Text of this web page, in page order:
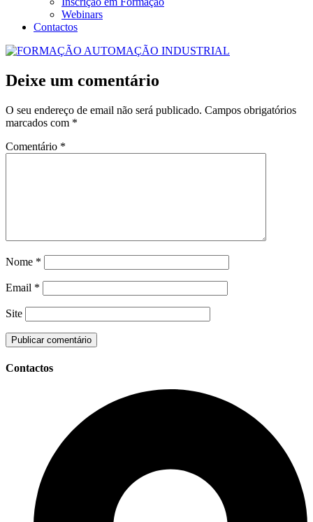
Webinars
Contactos
Deixe um comentário
O seu endereço de email não será publicado. Campos obrigatórios
marcados com *
Comentário *
Nome *
Email *
Site
Contactos